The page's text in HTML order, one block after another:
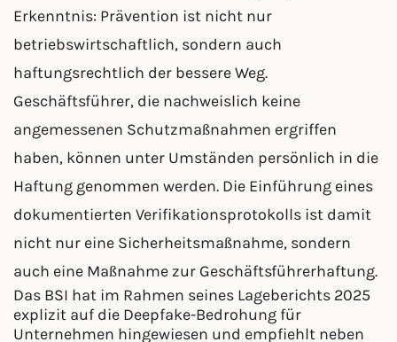
Erkenntnis: Prävention ist nicht nur
betriebswirtschaftlich, sondern auch
haftungsrechtlich der bessere Weg.
Geschäftsführer, die nachweislich keine
angemessenen Schutzmaßnahmen ergriffen
haben, können unter Umständen persönlich in die
Haftung genommen werden. Die Einführung eines
dokumentierten Verifikationsprotokolls ist damit
nicht nur eine Sicherheitsmaßnahme, sondern
auch eine Maßnahme zur Geschäftsführerhaftung.
Das BSI hat im Rahmen seines Lageberichts 2025
explizit auf die Deepfake-Bedrohung für
Unternehmen hingewiesen und empfiehlt neben